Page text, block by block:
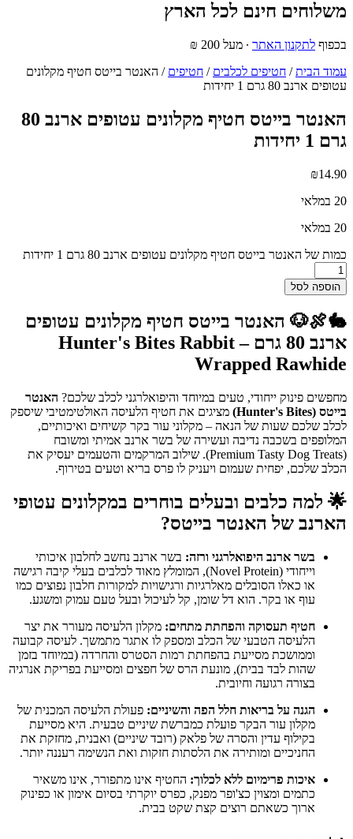
משלוחים חינם לכל הארץ
בכפוף לתקנון האתר ∙ מעל 200 ₪
עמוד הבית/ חטיפים לכלבים / חטיפים / האנטר בייטס חטיף מקלונים
עטופים ארנב 80 גרם 1 יחידות
האנטר בייטס חטיף מקלונים עטופים ארנב 80
גרם 1 יחידות
₪14.90
20 במלאי
20 במלאי
כמות של האנטר בייטס חטיף מקלונים עטופים ארנב 80 גרם 1 יחידות
הוספה לסל
🐇🍖🐶 האנטר בייטס חטיף מקלונים עטופים
ארנב 80 גרם – Hunter's Bites Rabbit
Wrapped Rawhide
מחפשים פינוק ייחודי, טעים במיוחד והיפואלרגני לכלב שלכם? האנטר
בייטס (Hunter's Bites)
מציגים את חטיף הלעיסה האולטימטיבי שיספק
לכלב שלכם שעות של הנאה – מקלוני עור בקר קשיחים ואיכותיים,
המלופפים בשכבה נדיבה ועשירה של בשר ארנב אמיתי ומשובח
(Premium Tasty Dog Treats). שילוב המרקמים והטעמים יעסיק את
הכלב שלכם, יפחית שעמום ויעניק לו פרס בריא וטעים בטירוף.
🌟 למה כלבים ובעלים בוחרים במקלונים עטופי
הארנב של האנטר בייטס?
בשר ארנב היפואלרגני ורזה: בשר ארנב נחשב לחלבון איכותי
וייחודי (Novel Protein), המומלץ מאוד לכלבים בעלי קיבה רגישה
או כאלו הסובלים מאלרגיות ורגישויות למקורות חלבון נפוצים כמו
עוף או בקר. הוא דל שומן, קל לעיכול ובעל טעם עמוק ומשגע.
חטיף תעסוקה והפחתת מתחים: מקלון הלעיסה מעורר את יצר
הלעיסה הטבעי של הכלב ומספק לו אתגר מתמשך. לעיסה קבועה
וממושכת מסייעת בהפחתת רמות הסטרס והחרדה (במיוחד בזמן
שהות לבד בבית), מונעת הרס של חפצים ומסייעת בפריקת אנרגיה
בצורה רגועה וחיובית.
הגנה על בריאות חלל הפה והשיניים: פעולת הלעיסה המכנית של
מקלון עור הבקר פועלת כמברשת שיניים טבעית. היא מסייעת
בקילוף עדין והסרה של פלאק (רובד שיניים) ואבנית, מחזקת את
החניכיים ומותירה את הלסתות חזקות ואת הנשימה רעננה יותר.
איכות פרימיום ללא לכלוך: החטיף אינו מתפורר, אינו משאיר
כתמים ומצוין כצ'ופר מפנק, כפרס יוקרתי בסיום אימון או כפינוק
ארוך כשאתם רוצים קצת שקט בבית.